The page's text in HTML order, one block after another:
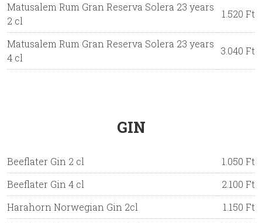
Matusalem Rum Gran Reserva Solera 23 years
2 cl
1.520 Ft
Matusalem Rum Gran Reserva Solera 23 years
4 cl
3.040 Ft
GIN
Beeflater Gin 2 cl
1.050 Ft
Beeflater Gin 4 cl
2.100 Ft
Harahorn Norwegian Gin 2cl
1.150 Ft